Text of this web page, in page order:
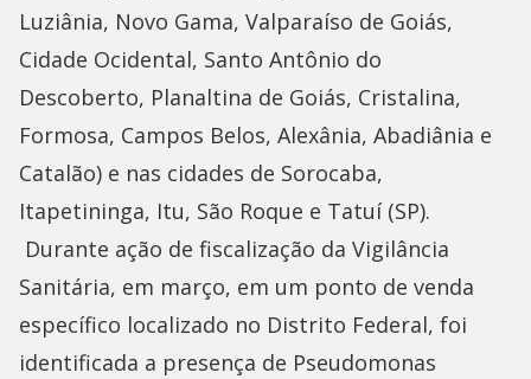
Luziânia, Novo Gama, Valparaíso de Goiás,
Cidade Ocidental, Santo Antônio do
Descoberto, Planaltina de Goiás, Cristalina,
Formosa, Campos Belos, Alexânia, Abadiânia e
Catalão) e nas cidades de Sorocaba,
Itapetininga, Itu, São Roque e Tatuí (SP).
Durante ação de fiscalização da Vigilância
Sanitária, em março, em um ponto de venda
específico localizado no Distrito Federal, foi
identificada a presença de Pseudomonas